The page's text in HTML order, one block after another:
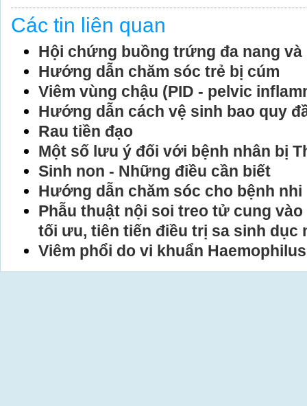
Các tin liên quan
Hội chứng buồng trứng đa nang
Hướng dẫn chăm sóc trẻ bị cúm
Viêm vùng chậu (PID - pelvic
Hướng dẫn cách vệ sinh bao quy
Rau tiền đạo
Một số lưu ý đối với bệnh nhân bị
Sinh non - Những điều cần biết
Hướng dẫn chăm sóc cho bệnh
Phẫu thuật nội soi treo tử cung vào
tối ưu, tiên tiến điều trị sa sinh dục
Viêm phổi do vi khuẩn